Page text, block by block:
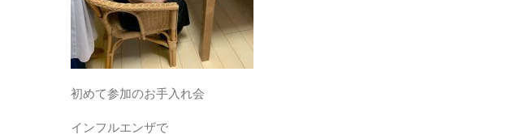
初めて参加のお手入れ会
インフルエンザで